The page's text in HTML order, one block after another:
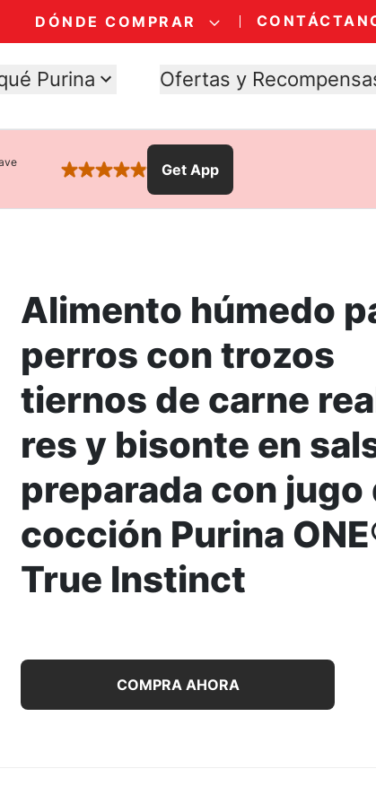
DÓNDE COMPRAR
Purina Ofertas y
rated 4.9 stars
Get App
Alimento húmedo
perros con trozos
tiernos de carne
res y bisonte en
preparada con jugo
cocción Purina
True Instinct
Alimento húmedo para perros con trozos tiernos
COMPRA AHORA